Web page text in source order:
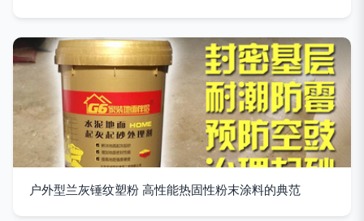
户外型兰灰锤纹塑粉 高性能热固性粉末涂料的典范